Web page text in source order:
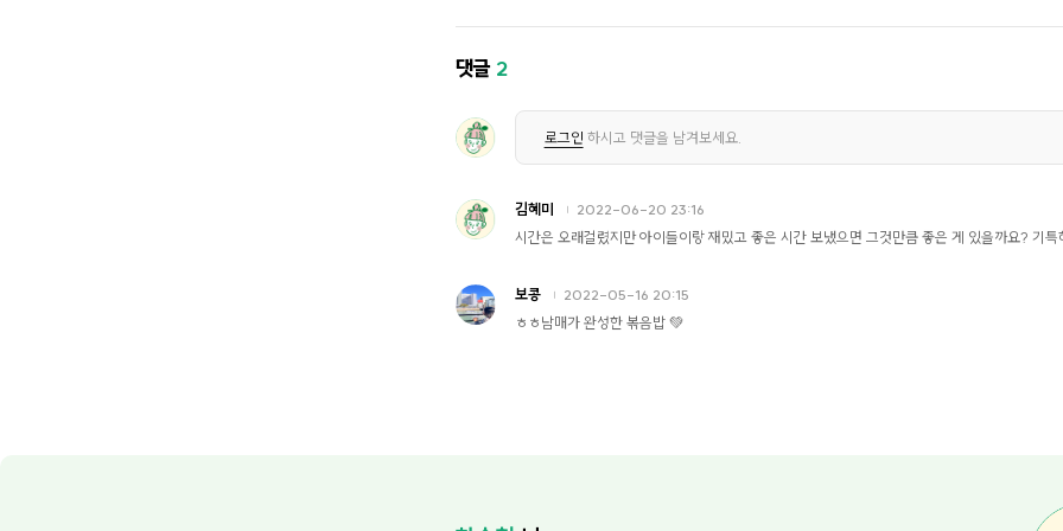
댓글 2
로그인 하시고 댓글을 남겨보세요.
김혜미 2022-06-20 23:16
시간은 오래걸렸지만 아이들이랑 재밌고 좋은 시간 보냈으면 그것만큼 좋은 게 있을까요? 기특
보콩 2022-05-16 20:15
ㅎㅎ남매가 완성한 볶음밥 💚